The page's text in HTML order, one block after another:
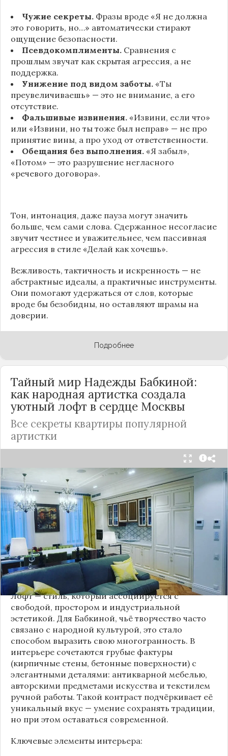
Чужие секреты. Фразы вроде «Я не должна
это говорить, но…» автоматически стирают
ощущение безопасности.
Псевдокомплименты. Сравнения с
прошлым звучат как скрытая агрессия, а не
поддержка.
Унижение под видом заботы. «Ты
преувеличиваешь» — это не внимание, а его
отсутствие.
Фальшивые извинения. «Извини, если что»
или «Извини, но ты тоже был неправ» — не про
принятие вины, а про уход от ответственности.
Обещания без выполнения. «Я забыл»,
«Потом» — это разрушение негласного
«речевого договора».
Тон, интонация, даже пауза могут значить
больше, чем сами слова. Сдержанное несогласие
звучит честнее и уважительнее, чем пассивная
агрессия в стиле «Делай как хочешь».
Вежливость, тактичность и искренность — не
абстрактные идеалы, а практичные инструменты.
Они помогают удержаться от слов, которые
вроде бы безобидны, но оставляют шрамы на
доверии.
Подробнее
Тайный мир Надежды Бабкиной:
как народная артистка создала
уютный лофт в сердце Москвы
Все секреты квартиры популярной
артистки
Народная артисткаРоссииНадежда Бабкина,
известная своей любовью к традиционному
стилю и народной эстетике, удивила
поклонников, выбрав для своей новой
московской квартиры современный стиль лофт.
Это решение стало настоящим откровением,
демонстрирующим её умение сочетать классику
и актуальные тенденции. Подробности о
проекте раскрывает канал “DOMEO | РЕМОНТ
КВАРТИР | НЕДВИЖИМОСТЬ” 2.
Лофт — стиль, который ассоциируется с
свободой, простором и индустриальной
эстетикой. Для Бабкиной, чьё творчество часто
связано с народной культурой, это стало
способом выразить свою многогранность. В
интерьере сочетаются грубые фактуры
(кирпичные стены, бетонные поверхности) с
элегантными деталями: антикварной мебелью,
авторскими предметами искусства и текстилем
ручной работы. Такой контраст подчёркивает её
уникальный вкус — умение сохранять традиции,
но при этом оставаться современной.
Ключевые элементы интерьера: